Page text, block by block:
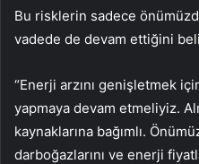
Bu risklerin sadece
vadede de devam ettiğini
“Enerji arzını genişletmek
yapmaya devam etmeliyiz.
kaynaklarına bağımlı.
darboğazlarını ve enerji